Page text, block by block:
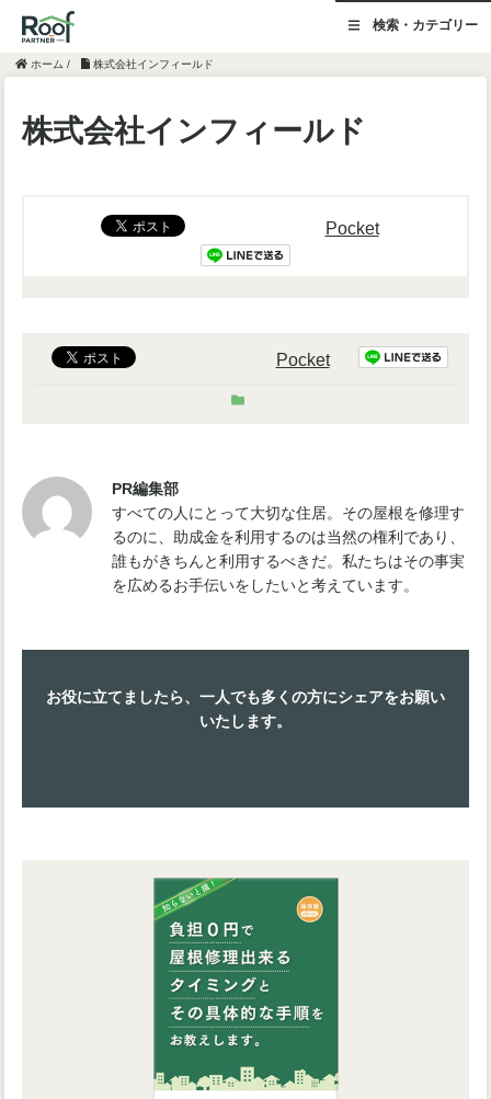
検索・カテゴリー
ホーム / 株式会社インフィールド
株式会社インフィールド
Pocket
Pocket
PR編集部
すべての人にとって大切な住居。その屋根を修理す
るのに、助成金を利用するのは当然の権利であり、
誰もがきちんと利用するべきだ。私たちはその事実
を広めるお手伝いをしたいと考えています。
お役に立てましたら、一人でも多くの方にシェアをお願い
いたします。